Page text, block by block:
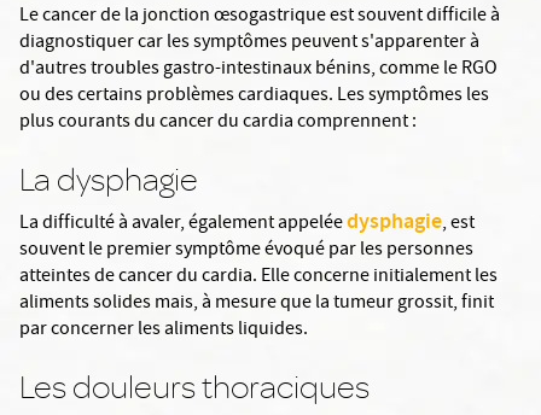
Le cancer de la jonction œsogastrique est souvent difficile à
diagnostiquer car les symptômes peuvent s'apparenter à
d'autres troubles gastro-intestinaux bénins, comme le RGO
ou des certains problèmes cardiaques. Les symptômes les
plus courants du cancer du cardia comprennent :
La dysphagie
La difficulté à avaler, également appeléedysphagie, est
souvent le premier symptôme évoqué par les personnes
atteintes de cancer du cardia. Elle concerne initialement les
aliments solides mais, à mesure que la tumeur grossit, finit
par concerner les aliments liquides.
Les douleurs thoraciques